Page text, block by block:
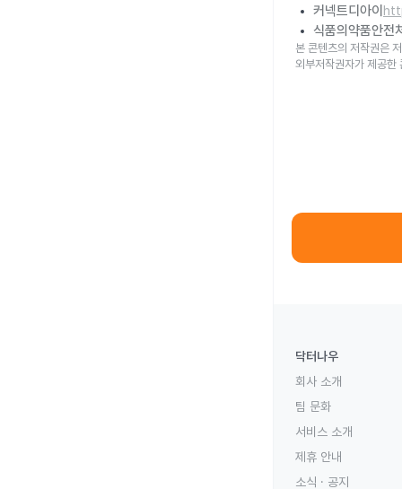
커넥트디아이
식품의약품안전
본 콘텐츠의 저작권은
외부저작권자가 제공한
닥터나우
회사 소개
팀 문화
서비스 소개
제휴 안내
소식 · 공지